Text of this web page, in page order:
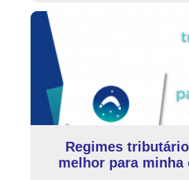
Regimes
melhor para minha